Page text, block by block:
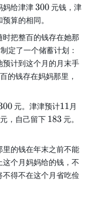
妈给津津3
0
0
300 元钱，津
算的相同。
把整百的钱存在她那
定了一个储蓄计划：
计到这个月的月末手
的钱存在妈妈那里，
0
0
元。津津预计1
1
11月
元，自己留下 1
183 元。
的钱在年末之前不能
个月妈妈给的钱，不
得不在这个月省吃俭